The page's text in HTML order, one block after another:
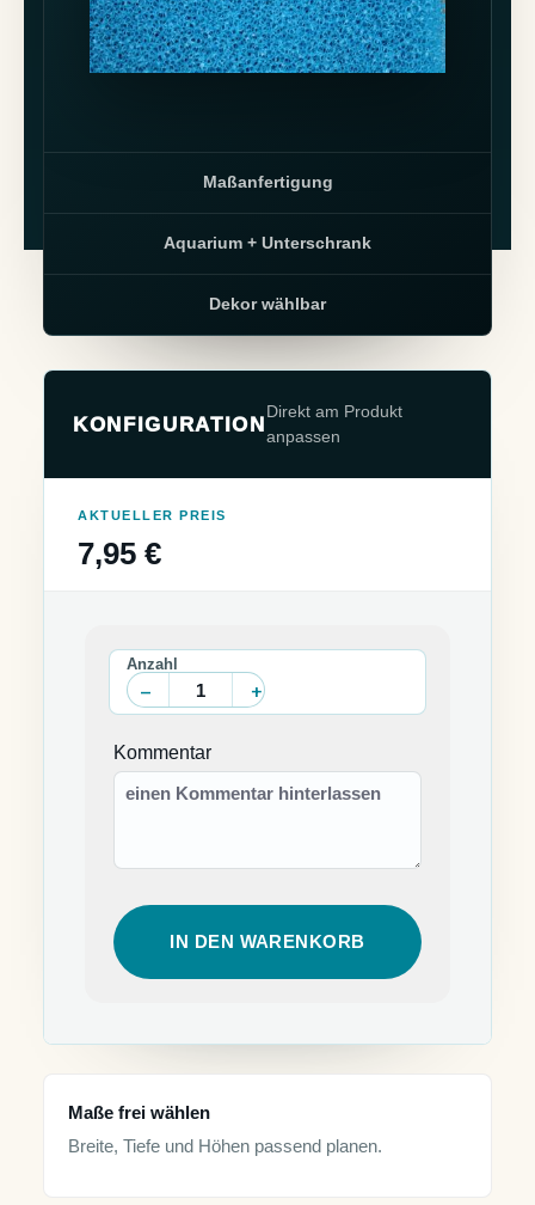
Maßanfertigung
Aquarium + Unterschrank
Dekor wählbar
KONFIGURATION
Direkt am Produkt
anpassen
AKTUELLER PREIS
7,95 €
Kommentar
IN DEN WARENKORB
Maße frei wählen
Breite, Tiefe und Höhen passend planen.